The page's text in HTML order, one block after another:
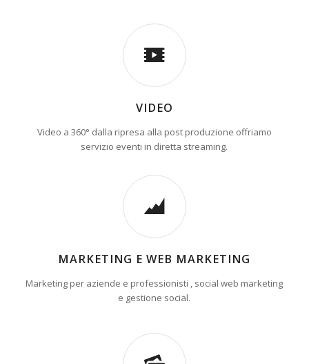
VIDEO
Video a 360° dalla ripresa alla post produzione offriamo
servizio eventi in diretta streaming.
MARKETING E WEB MARKETING
Marketing per aziende e professionisti , social web marketing
e gestione social.